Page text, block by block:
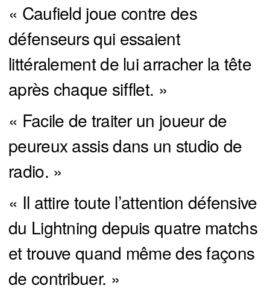
« Caufield joue contre des
défenseurs qui essaient
littéralement de lui arracher la tête
après chaque sifflet. »
« Facile de traiter un joueur de
peureux assis dans un studio de
radio. »
« Il attire toute l’attention défensive
du Lightning depuis quatre matchs
et trouve quand même des façons
de contribuer. »